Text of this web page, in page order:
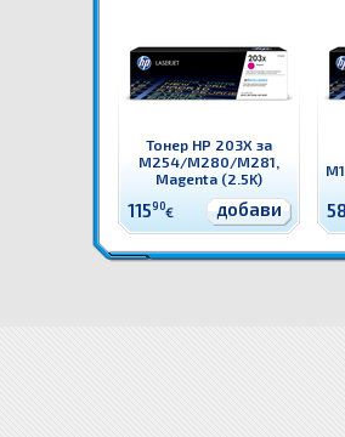
Тонер HP 203X за
M254/M280/M281,
Magenta (2.5K)
11590€ добави